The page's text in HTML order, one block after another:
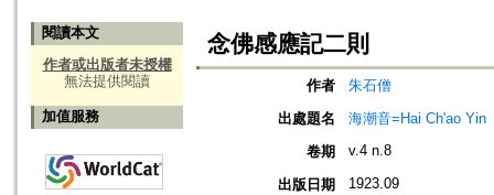
閱讀本文
作者或出版者未授權
無法提供閱讀
加值服務
念佛感應記二則
作者
朱石僧
出處題名
海潮音=Hai Ch'ao Yin
卷期
v.4 n.8
出版日期 1923.09